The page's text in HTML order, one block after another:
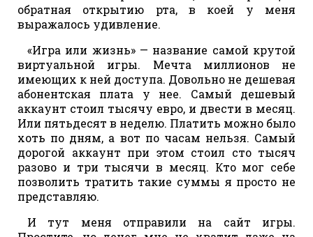
обратная открытию рта, в коей у меня
выражалось удивление.
«Игра или жизнь» — название самой крутой
виртуальной игры. Мечта миллионов не
имеющих к ней доступа. Довольно не дешевая
абонентская плата у нее. Самый дешевый
аккаунт стоил тысячу евро, и двести в месяц.
Или пятьдесят в неделю. Платить можно было
хоть по дням, а вот по часам нельзя. Самый
дорогой аккаунт при этом стоил сто тысяч
разово и три тысячи в месяц. Кто мог себе
позволить тратить такие суммы я просто не
представляю.
И тут меня отправили на сайт игры.